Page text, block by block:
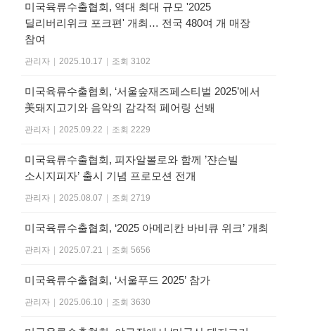
미국육류수출협회, 역대 최대 규모 '2025
딜리버리위크 포크편' 개최… 전국 480여 개 매장
참여
관리자 2025.10.17 조회 3102
미국육류수출협회, ‘서울숲재즈페스티벌 2025’에서
美돼지고기와 음악의 감각적 페어링 선봬
관리자 2025.09.22 조회 2229
미국육류수출협회, 피자알볼로와 함께 ’쟌슨빌
소시지피자’ 출시 기념 프로모션 전개
관리자 2025.08.07 조회 2719
미국육류수출협회, ‘2025 아메리칸 바비큐 위크’ 개최
관리자 2025.07.21 조회 5656
미국육류수출협회, ‘서울푸드 2025’ 참가
관리자 2025.06.10 조회 3630